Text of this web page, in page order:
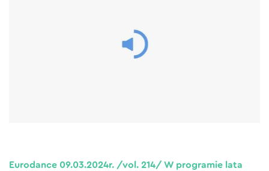
Eurodance 09.03.2024r. /vol. 214/ W programie lata